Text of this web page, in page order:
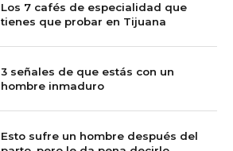
Los 7 cafés de especialidad que
tienes que probar en Tijuana
3 señales de que estás con un
hombre inmaduro
Esto sufre un hombre después del